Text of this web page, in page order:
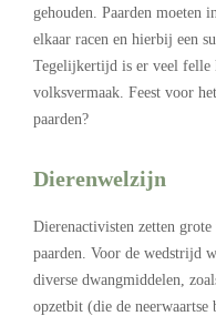
gehouden. Paarden moeten
elkaar racen en hierbij een
Tegelijkertijd is er veel felle
volksvermaak. Feest voor
paarden?
Dierenwelzijn
Dierenactivisten zetten
paarden. Voor de wedstrijd
diverse dwangmiddelen,
opzetbit (die de